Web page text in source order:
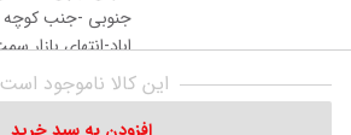
این کالا ناموجود
جنوبی -جنب کوچه
نوری